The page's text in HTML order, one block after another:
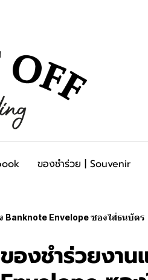
ของชำร่วย | Souvenir
Banknote Envelope ซองใส่ธนบัตร
ของชำร่วยงา